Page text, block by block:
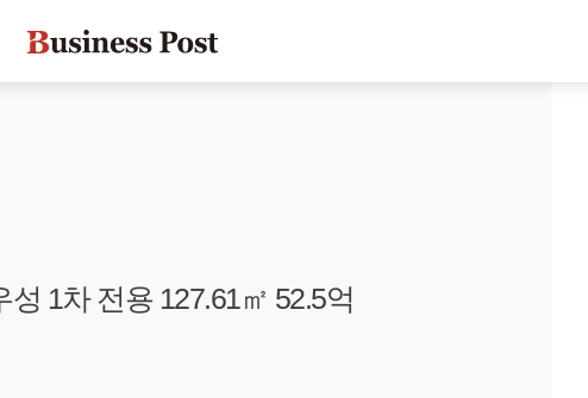
1차 전용 127.61㎡ 52.5억